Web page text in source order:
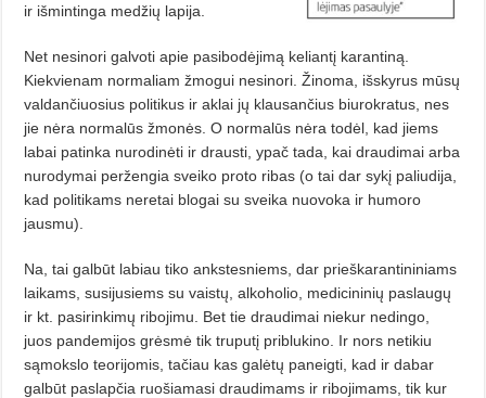
ir išmintinga medžių lapija.
Net nesinori galvoti apie pasibodėjimą keliantį karantiną.
Kiekvienam normaliam žmogui nesinori. Žinoma, išskyrus mūsų
valdančiuosius politikus ir aklai jų klausančius biurokratus, nes
jie nėra normalūs žmonės. O normalūs nėra todėl, kad jiems
labai patinka nurodinėti ir drausti, ypač tada, kai draudimai arba
nurodymai peržengia sveiko proto ribas (o tai dar sykį paliudija,
kad politikams neretai blogai su sveika nuovoka ir humoro
jausmu).
Na, tai galbūt labiau tiko ankstesniems, dar prieškarantininiams
laikams, susijusiems su vaistų, alkoholio, medicininių paslaugų
ir kt. pasirinki­mų ribojimu. Bet tie draudimai niekur nedingo,
juos pandemijos grėsmė tik truputį priblukino. Ir nors netikiu
sąmokslo teorijomis, tačiau kas galėtų paneigti, kad ir dabar
galbūt paslapčia ruošiamasi draudimams ir ribojimams, tik kur